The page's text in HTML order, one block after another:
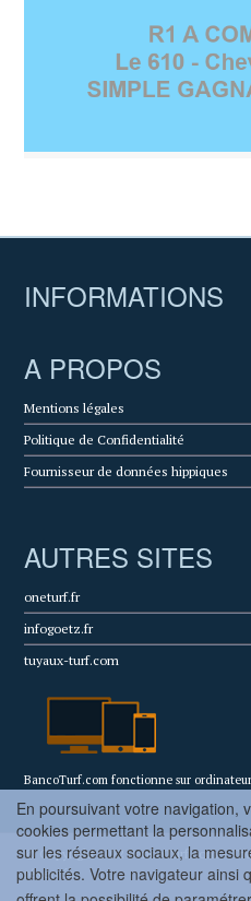
INFORMATIONS
A PROPOS
Mentions légales
Politique de Confidentialité
Fournisseur de données hippiques
AUTRES SITES
oneturf.fr
infogoetz.fr
tuyaux-turf.com
BancoTurf.com fonctionne sur
© Copyright 2022 BancoTurf.com -
réservés.
En poursuivant votre navigation,
cookies permettant la
sur les réseaux sociaux, la
publicités. Votre navigateur ainsi